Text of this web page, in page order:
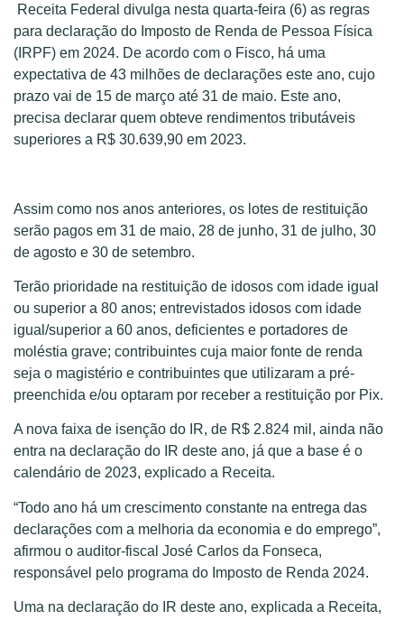
Receita Federal divulga nesta quarta-feira (6) as regras
para declaração do Imposto de Renda de Pessoa Física
(IRPF) em 2024. De acordo com o Fisco, há uma
expectativa de 43 milhões de declarações este ano, cujo
prazo vai de 15 de março até 31 de maio. Este ano,
precisa declarar quem obteve rendimentos tributáveis ​​
superiores a R$ 30.639,90 em 2023.
Assim como nos anos anteriores, os lotes de restituição
serão pagos em 31 de maio, 28 de junho, 31 de julho, 30
de agosto e 30 de setembro.
Terão prioridade na restituição de idosos com idade igual
ou superior a 80 anos; entrevistados idosos com idade
igual/superior a 60 anos, deficientes e portadores de
moléstia grave; contribuintes cuja maior fonte de renda
seja o magistério e contribuintes que utilizaram a pré-
preenchida e/ou optaram por receber a restituição por Pix.
A nova faixa de isenção do IR, de R$ 2.824 mil, ainda não
entra na declaração do IR deste ano, já que a base é o
calendário de 2023, explicado a Receita.
“Todo ano há um crescimento constante na entrega das
declarações com a melhoria da economia e do emprego”,
afirmou o auditor-fiscal José Carlos da Fonseca,
responsável pelo programa do Imposto de Renda 2024.
Uma na declaração do IR deste ano, explicada a Receita,